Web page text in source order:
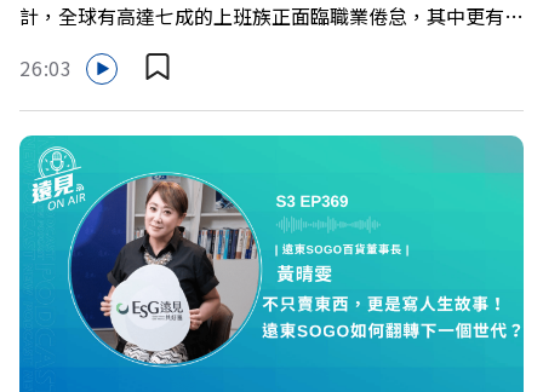
計，全球有高達七成的上班族正面臨職業倦怠，其中更有三
成默默承受著「沉默的倦怠」。當主管的期待、同儕的競爭
與承上啟下的壓力成為日常，身在職場的我們該如何停止無
止境的自我懷疑，在人際風暴中找回安頓內心的力量？ 本
集《遠見ON AIR》邀請新書《透視職場冰山》作者、薩提
爾模式溝通引導師李崇義與謝佳芸，教你如何看穿職場底層
的應對姿態，以及在緊湊的職場節奏中，修煉安頓心法！
🔺你的自我價值，難道只能由考績和主管來決定？ 🔺你或
你的同事，正在用哪種「不一致」的姿態應對壓力？ 🔺如
何在中高壓的「三明治主管」困境中全身而退？ 主持人／
遠見雜誌總編輯 林讓均 與談人／薩提爾模式溝通引導師、
作者 李崇義、謝佳芸 +++++ 🫧清除腦袋的盲點，也順手理
26:03